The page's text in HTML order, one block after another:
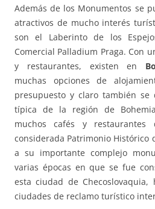
Además de los Monumentos se
atractivos de mucho interés
son el Laberinto de los
Comercial Palladium Praga. Con
y restaurantes, existen en
muchas opciones de
presupuesto y claro también
típica de la región de
muchos cafés y
considerada Patrimonio Histórico
a su importante complejo
varias épocas en que se fue
esta ciudad de
ciudades de reclamo turístico